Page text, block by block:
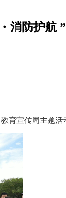
消防护航
育宣传周主题活